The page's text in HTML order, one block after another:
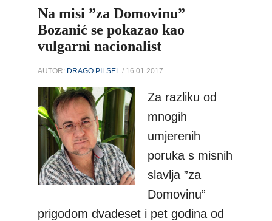
Na misi ”za Domovinu”
Bozanić se pokazao kao
vulgarni nacionalist
AUTOR: DRAGO PILSEL / 16.01.2017.
Za razliku od
mnogih
umjerenih
poruka s misnih
slavlja ”za
Domovinu”
prigodom dvadeset i pet godina od